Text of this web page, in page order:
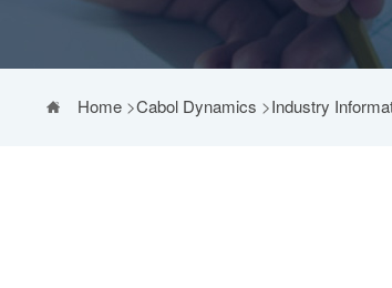
Home>Cabol Dynamics >Industry